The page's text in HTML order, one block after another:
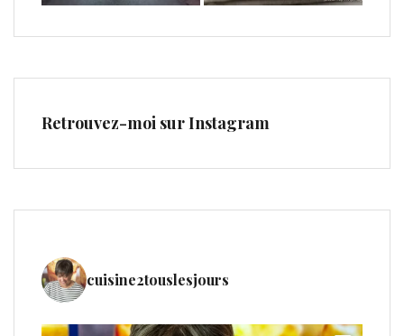
Retrouvez-moi sur Instagram
cuisine2touslesjours